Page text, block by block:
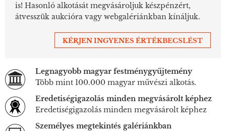
is! Hasonló alkotását megvásároljuk készpénzért,
átvesszük aukcióra vagy webgalériánkban kínáljuk.
KÉRJEN INGYENES ÉRTÉKBECSLÉST
Legnagyobb magyar festménygyűjtemény
Több mint 100.000 magyar művészi alkotás.
Eredetiségigazolás minden megvásárolt képhez
Eredetiségigazolás minden megvásárolt képhez
Személyes megtekintés galériánkban